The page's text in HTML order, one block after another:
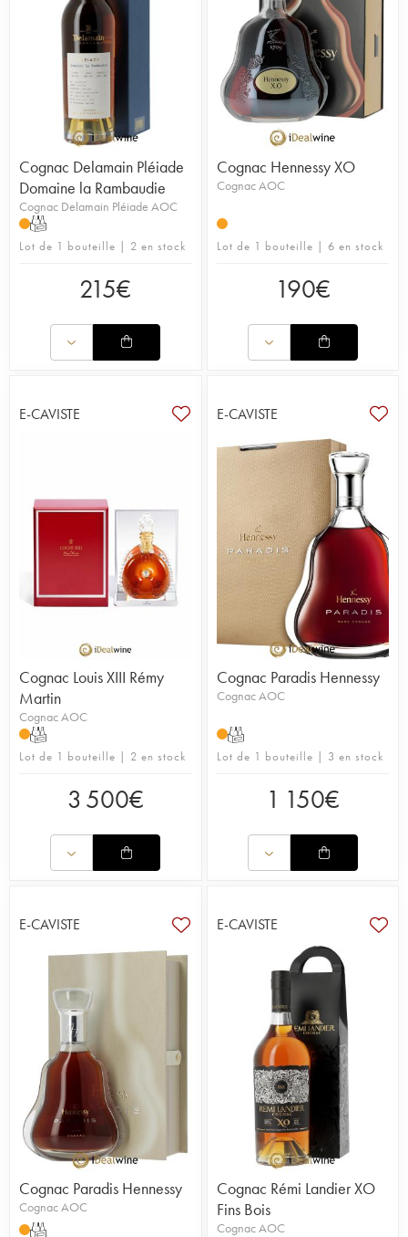
Cognac Delamain Pléiade
Domaine la Rambaudie
Cognac Delamain Pléiade AOC
T
Lot de 1 bouteille | 2 en stock
215€
Cognac Hennessy XO
Cognac AOC
Lot de 1 bouteille | 6 en stock
190€
E-CAVISTE
Cognac Louis XIII Rémy
Martin
Cognac AOC
T
Lot de 1 bouteille | 2 en stock
3 500€
E-CAVISTE
Cognac Paradis Hennessy
Cognac AOC
T
Lot de 1 bouteille | 3 en stock
1 150€
E-CAVISTE
Cognac Paradis Hennessy
Cognac AOC
T
E-CAVISTE
Cognac Rémi Landier XO
Fins Bois
Cognac AOC